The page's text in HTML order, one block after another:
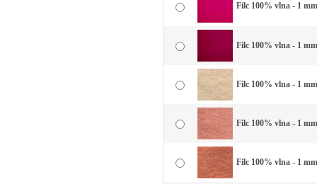
Filc 100% vlna - 1
Filc 100% vlna - 1
Filc 100% vlna - 1
Filc 100% vlna - 1
Filc 100% vlna - 1